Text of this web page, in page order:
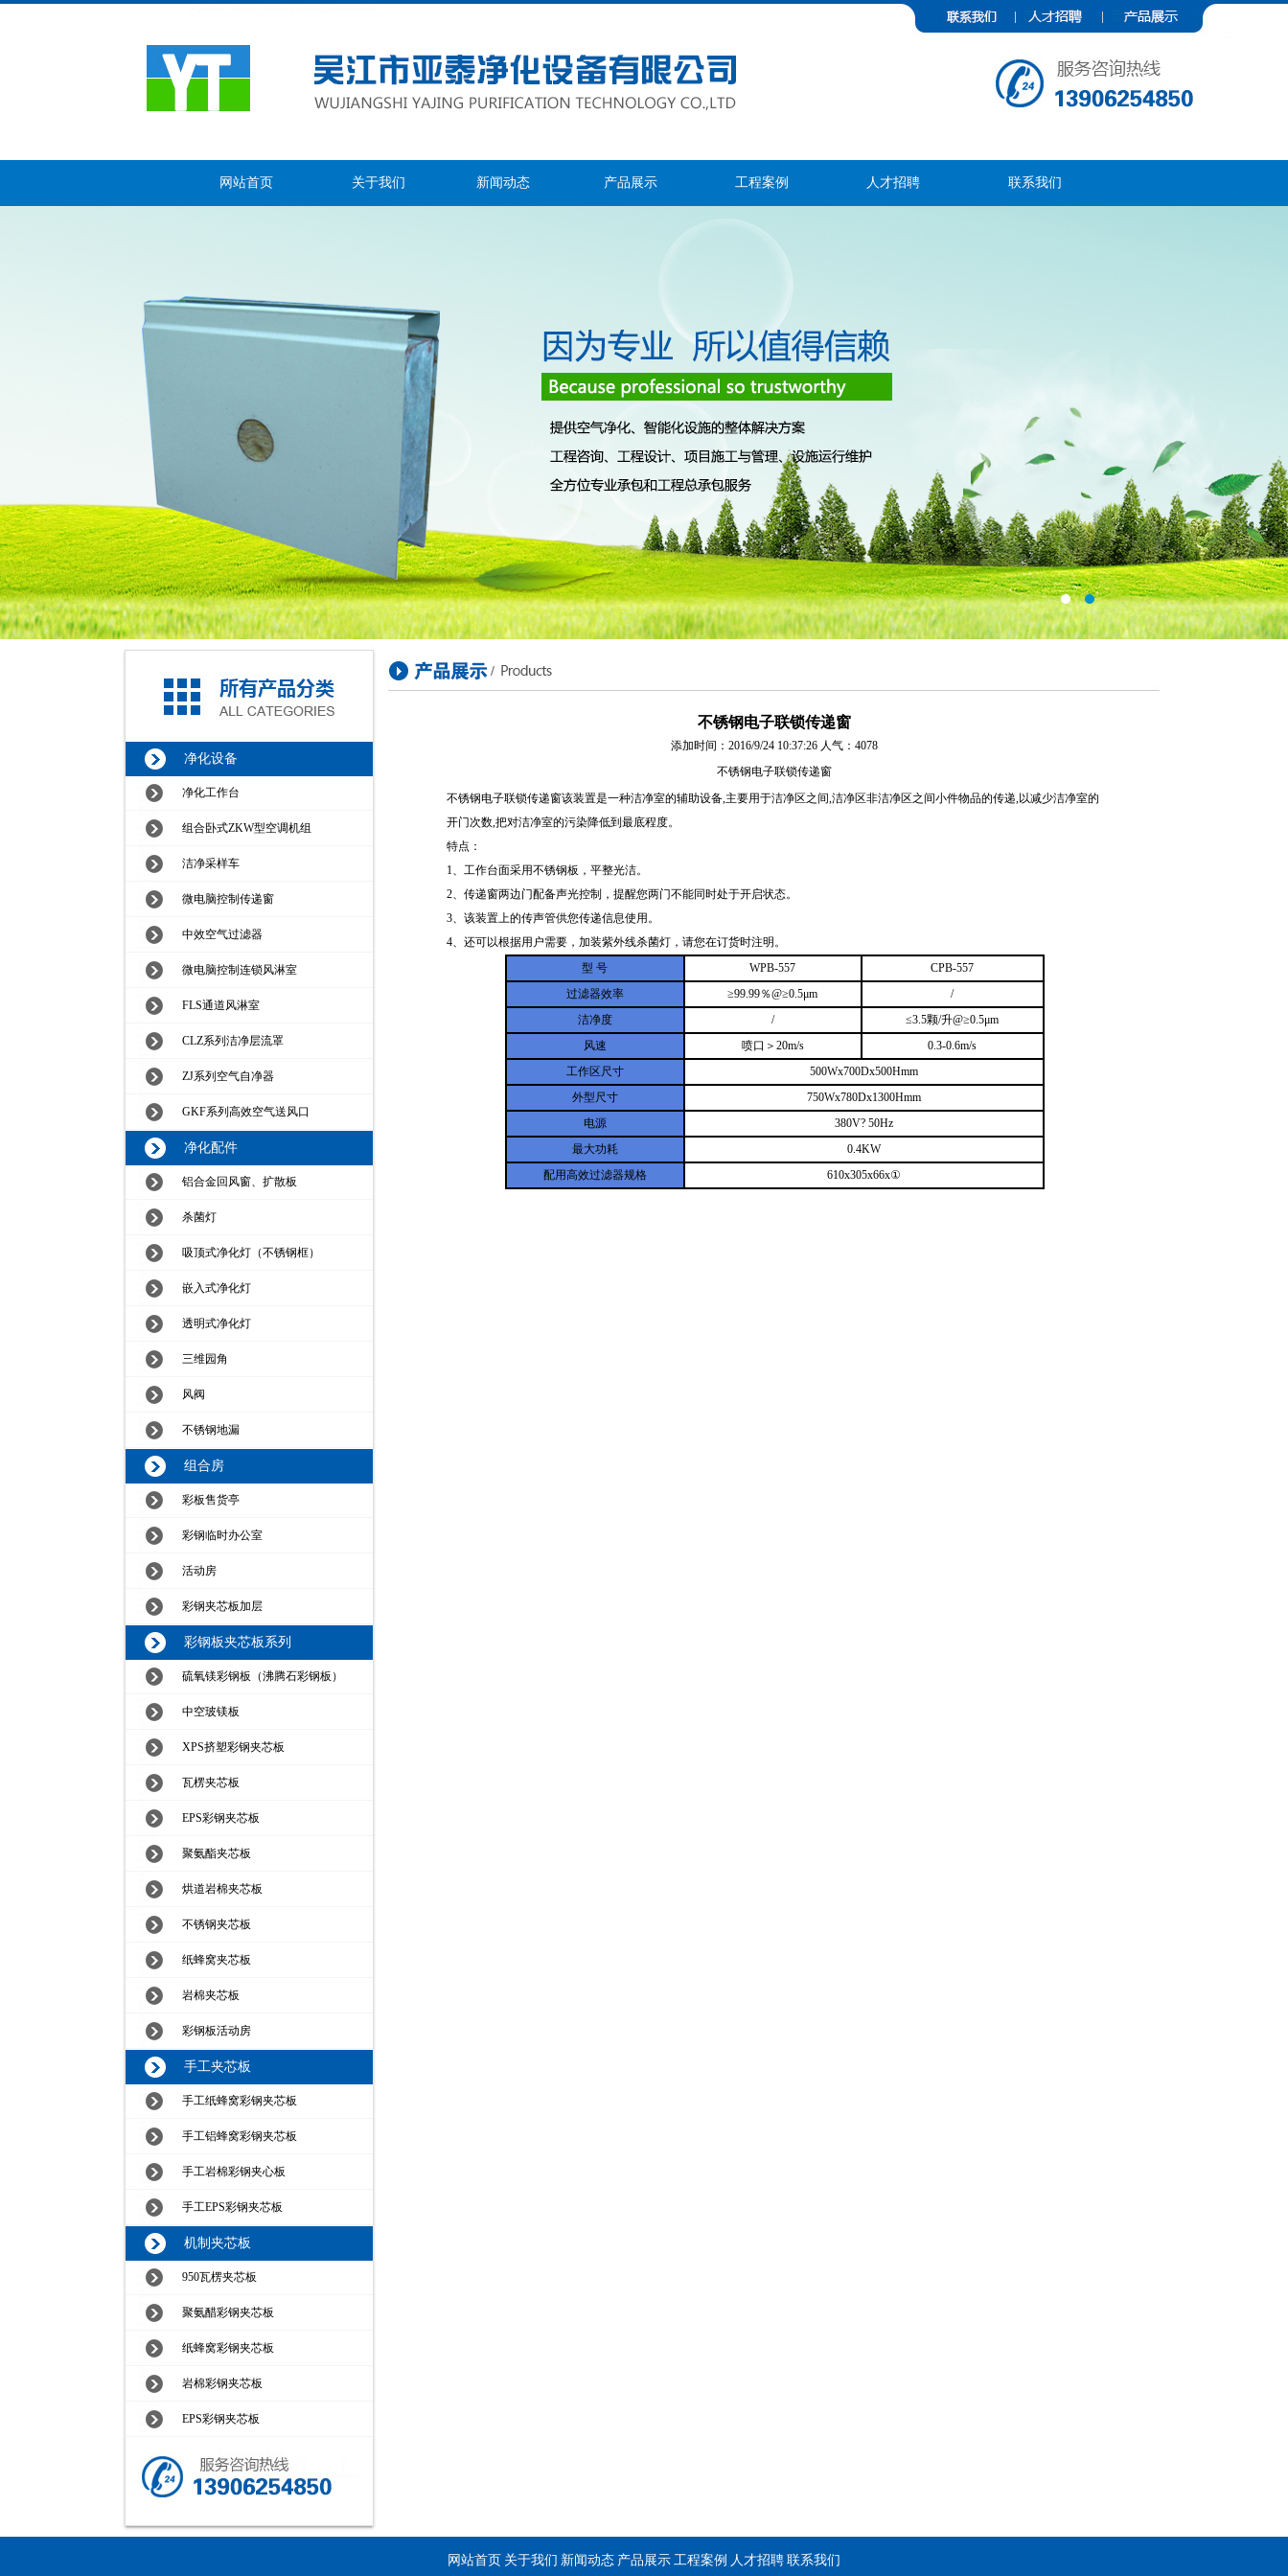
网站首页 关于我们 新闻动态 产品展示 工程案例 人才招聘 联系我们
净化设备
净化工作台
组合卧式ZKW型空调机组
洁净采样车
微电脑控制传递窗
中效空气过滤器
微电脑控制连锁风淋室
FLS通道风淋室
CLZ系列洁净层流罩
ZJ系列空气自净器
GKF系列高效空气送风口
净化配件
铝合金回风窗、扩散板
杀菌灯
吸顶式净化灯（不锈钢框）
嵌入式净化灯
透明式净化灯
三维园角
风阀
不锈钢地漏
组合房
彩板售货亭
彩钢临时办公室
活动房
彩钢夹芯板加层
彩钢板夹芯板系列
硫氧镁彩钢板（沸腾石彩钢板）
中空玻镁板
XPS挤塑彩钢夹芯板
瓦楞夹芯板
EPS彩钢夹芯板
聚氨酯夹芯板
烘道岩棉夹芯板
不锈钢夹芯板
纸蜂窝夹芯板
岩棉夹芯板
彩钢板活动房
手工夹芯板
手工纸蜂窝彩钢夹芯板
手工铝蜂窝彩钢夹芯板
手工岩棉彩钢夹心板
手工EPS彩钢夹芯板
机制夹芯板
950瓦楞夹芯板
聚氨醋彩钢夹芯板
纸蜂窝彩钢夹芯板
岩棉彩钢夹芯板
EPS彩钢夹芯板
不锈钢电子联锁传递窗
添加时间：2016/9/24 10:37:26 人气：4078
不锈钢电子联锁传递窗
不锈钢电子联锁传递窗该装置是一种洁净室的辅助设备,主要用于洁净区之间,洁净区非洁净区之间小件物品的传递,以减少洁净室的
开门次数,把对洁净室的污染降低到最底程度。
特点：
1、工作台面采用不锈钢板，平整光洁。
2、传递窗两边门配备声光控制，提醒您两门不能同时处于开启状态。
3、该装置上的传声管供您传递信息使用。
4、还可以根据用户需要，加装紫外线杀菌灯，请您在订货时注明。
型 号
WPB-557
CPB-557
过滤器效率
≥99.99％@≥0.5μm
/
洁净度
/
≤3.5颗/升@≥0.5μm
风速
喷口＞20m/s
0.3-0.6m/s
工作区尺寸
500Wx700Dx500Hmm
外型尺寸
750Wx780Dx1300Hmm
电源
380V? 50Hz
最大功耗
0.4KW
配用高效过滤器规格
610x305x66x①
网站首页 关于我们 新闻动态 产品展示 工程案例 人才招聘 联系我们